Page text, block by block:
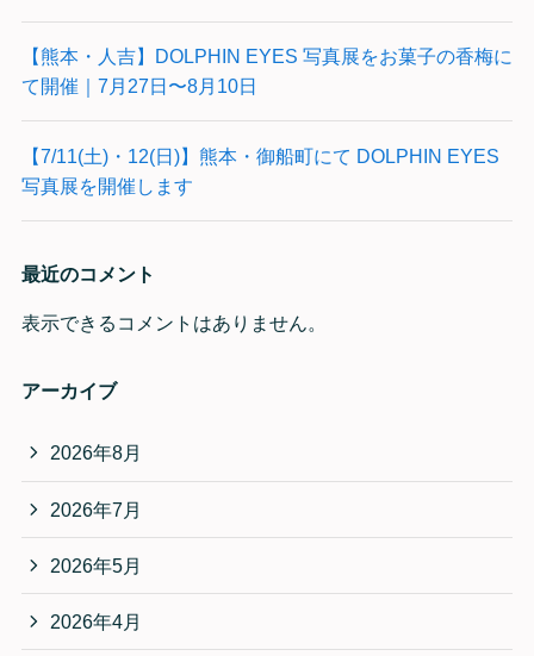
【熊本・人吉】DOLPHIN EYES 写真展をお菓子の香梅に
て開催｜7月27日〜8月10日
【7/11(土)・12(日)】熊本・御船町にて DOLPHIN EYES
写真展を開催します
最近のコメント
表示できるコメントはありません。
アーカイブ
2026年8月
2026年7月
2026年5月
2026年4月